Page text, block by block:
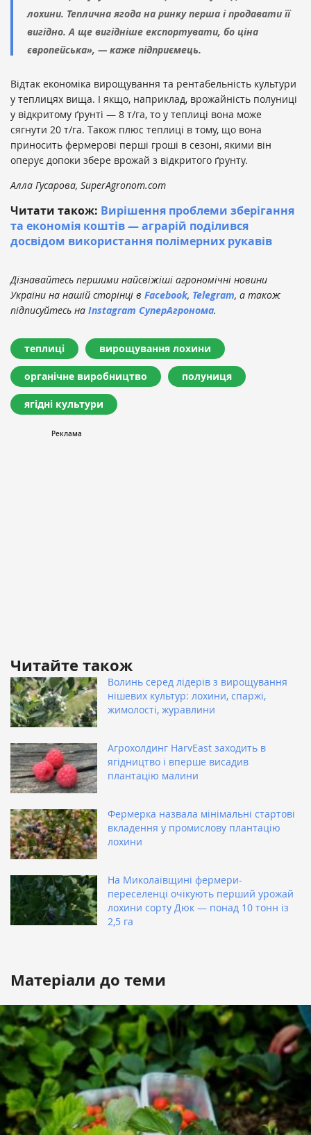
лохини. Теплична ягода на ринку перша і продавати її
вигідно. А ще вигідніше експортувати, бо ціна
європейська», — каже підприємець.
Відтак економіка вирощування та рентабельність культури
у теплицях вища. І якщо, наприклад, врожайність полуниці
у відкритому ґрунті — 8 т/га, то у теплиці вона може
сягнути 20 т/га. Також плюс теплиці в тому, що вона
приносить фермерові перші гроші в сезоні, якими він
оперує допоки збере врожай з відкритого ґрунту.
Алла Гусарова, SuperAgronom.com
Читати також: Вирішення проблеми зберігання
та економія коштів — аграрій поділився
досвідом використання полімерних рукавів
Дізнавайтесь першими найсвіжіші агрономічні новини
України на нашій сторінці в Facebook, Telegram, а також
підписуйтесь на Instagram СуперАгронома.
теплиці вирощування лохини
органічне виробництво полуниця
ягідні культури
Читайте також
Волинь серед лідерів з вирощування
нішевих культур: лохини, спаржі,
жимолості, журавлини
Агрохолдинг HarvEast заходить в
ягідництво і вперше висадив
плантацію малини
Фермерка назвала мінімальні стартові
вкладення у промислову плантацію
лохини
На Миколаївщині фермери-
переселенці очікують перший урожай
лохини сорту Дюк — понад 10 тонн із
2,5 га
Матеріали до теми